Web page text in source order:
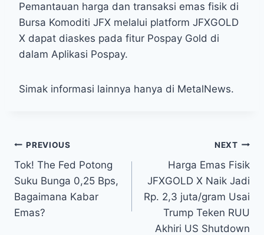
Pemantauan harga dan transaksi emas fisik di
Bursa Komoditi JFX melalui platform JFXGOLD
X dapat diaskes pada fitur Pospay Gold di
dalam Aplikasi Pospay.
Simak informasi lainnya hanya di MetalNews.
Post
navigation
PREVIOUS
Tok! The Fed Potong
Suku Bunga 0,25 Bps,
Bagaimana Kabar
Emas?
NEXT
Harga Emas Fisik
JFXGOLD X Naik Jadi
Rp. 2,3 juta/gram Usai
Trump Teken RUU
Akhiri US Shutdown